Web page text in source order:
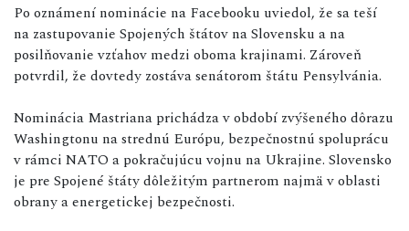
Po oznámení nominácie na Facebooku uviedol, že sa teší
na zastupovanie Spojených štátov na Slovensku a na
posilňovanie vzťahov medzi oboma krajinami. Zároveň
potvrdil, že dovtedy zostáva senátorom štátu Pensylvánia.
Nominácia Mastriana prichádza v období zvýšeného dôrazu
Washingtonu na strednú Európu, bezpečnostnú spoluprácu
v rámci NATO a pokračujúcu vojnu na Ukrajine. Slovensko
je pre Spojené štáty dôležitým partnerom najmä v oblasti
obrany a energetickej bezpečnosti.